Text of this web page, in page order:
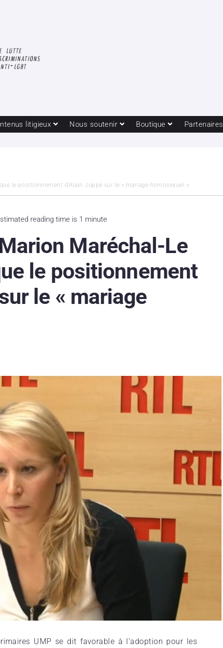
litigieux Nous soutenir Boutique Partenaires
le positionnement d’Alain Juppé sur le « mariage homosexuel »
reading time is 1 minute
Maréchal-Le
le positionnement
le « mariage
UMP se dit favorable à l’adoption pour les